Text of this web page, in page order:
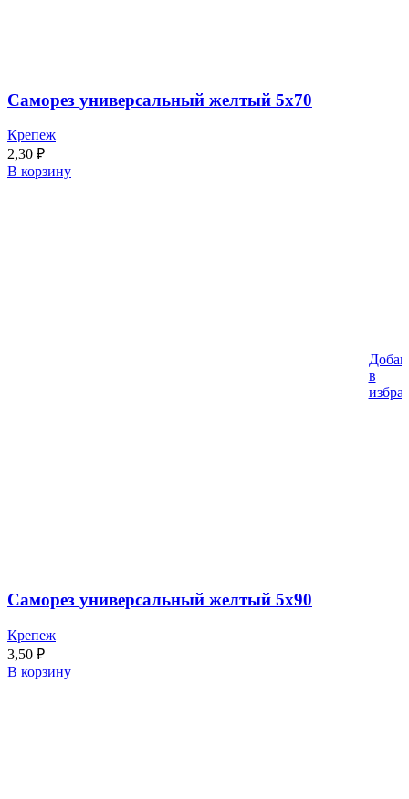
Саморез универсальный желтый 5х70
Крепеж
2,30 ₽
В корзину
в
Саморез универсальный желтый 5х90
Крепеж
3,50 ₽
В корзину